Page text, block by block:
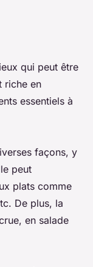
qui peut être
riche en
essentiels à
façons, y
peut
plats comme
De plus, la
en salade